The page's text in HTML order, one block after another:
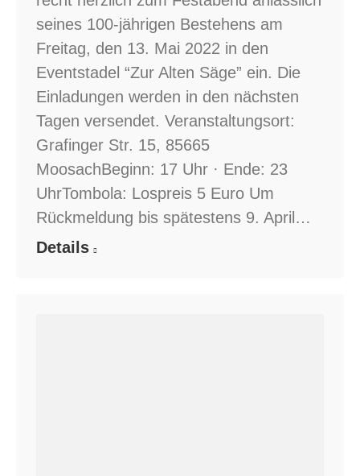
seines 100-jährigen Bestehens am
Freitag, den 13. Mai 2022 in den
Eventstadel “Zur Alten Säge” ein. Die
Einladungen werden in den nächsten
Tagen versendet. Veranstaltungsort:
Grafinger Str. 15, 85665
MoosachBeginn: 17 Uhr · Ende: 23
UhrTombola: Lospreis 5 Euro Um
Rückmeldung bis spätestens 9. April…
Details